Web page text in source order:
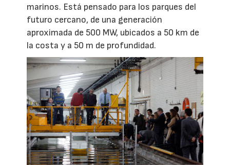
marinos. Está pensado para los parques del
futuro cercano, de una generación
aproximada de 500 MW, ubicados a 50 km de
la costa y a 50 m de profundidad.